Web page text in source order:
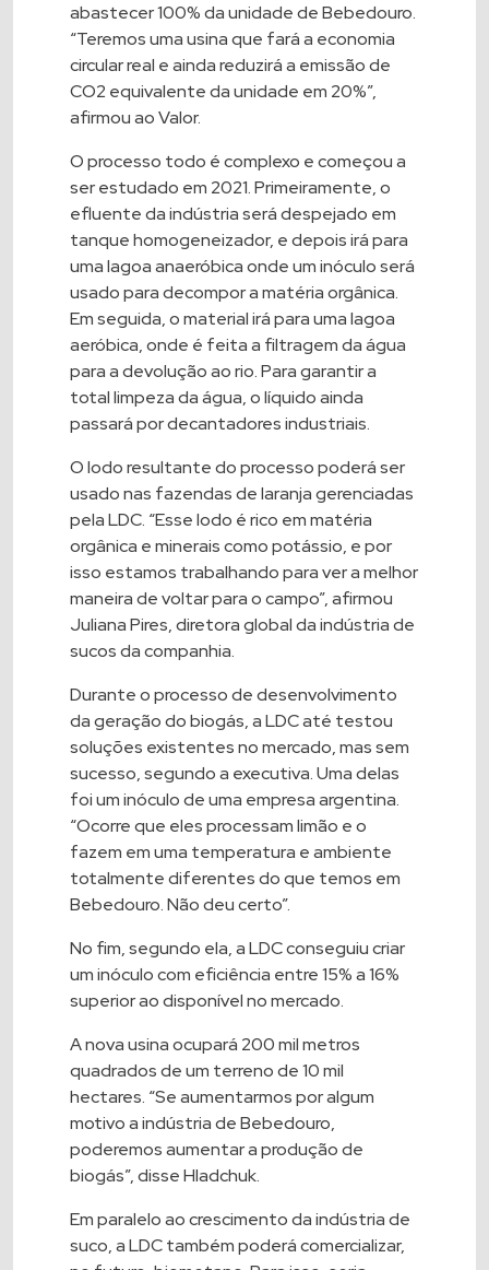
abastecer 100% da unidade de Bebedouro.
“Teremos uma usina que fará a economia
circular real e ainda reduzirá a emissão de
CO2 equivalente da unidade em 20%”,
afirmou ao Valor.
O processo todo é complexo e começou a
ser estudado em 2021. Primeiramente, o
efluente da indústria será despejado em
tanque homogeneizador, e depois irá para
uma lagoa anaeróbica onde um inóculo será
usado para decompor a matéria orgânica.
Em seguida, o material irá para uma lagoa
aeróbica, onde é feita a filtragem da água
para a devolução ao rio. Para garantir a
total limpeza da água, o líquido ainda
passará por decantadores industriais.
O lodo resultante do processo poderá ser
usado nas fazendas de laranja gerenciadas
pela LDC. “Esse lodo é rico em matéria
orgânica e minerais como potássio, e por
isso estamos trabalhando para ver a melhor
maneira de voltar para o campo”, afirmou
Juliana Pires, diretora global da indústria de
sucos da companhia.
Durante o processo de desenvolvimento
da geração do biogás, a LDC até testou
soluções existentes no mercado, mas sem
sucesso, segundo a executiva. Uma delas
foi um inóculo de uma empresa argentina.
“Ocorre que eles processam limão e o
fazem em uma temperatura e ambiente
totalmente diferentes do que temos em
Bebedouro. Não deu certo”.
No fim, segundo ela, a LDC conseguiu criar
um inóculo com eficiência entre 15% a 16%
superior ao disponível no mercado.
A nova usina ocupará 200 mil metros
quadrados de um terreno de 10 mil
hectares. “Se aumentarmos por algum
motivo a indústria de Bebedouro,
poderemos aumentar a produção de
biogás”, disse Hladchuk.
Em paralelo ao crescimento da indústria de
suco, a LDC também poderá comercializar,